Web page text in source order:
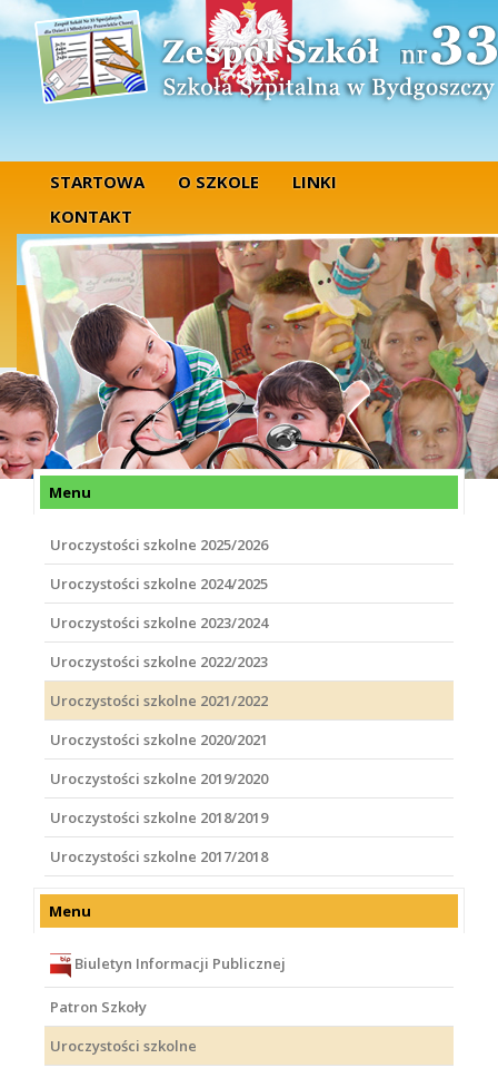
STARTOWA O SZKOLE
LINKI
KONTAKT
Menu
Uroczystości szkolne 2025/2026
Uroczystości szkolne 2024/2025
Uroczystości szkolne 2023/2024
Uroczystości szkolne 2022/2023
Uroczystości szkolne 2021/2022
Uroczystości szkolne 2020/2021
Uroczystości szkolne 2019/2020
Uroczystości szkolne 2018/2019
Uroczystości szkolne 2017/2018
Menu
Biuletyn Informacji Publicznej
Patron Szkoły
Uroczystości szkolne